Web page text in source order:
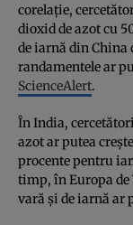
corelație,
dioxid de azot cu
de iarnă din
randamentele ar
ScienceAlert.
În India,
azot ar putea
procente pentru
timp, în Europa de
vară și de iarnă ar